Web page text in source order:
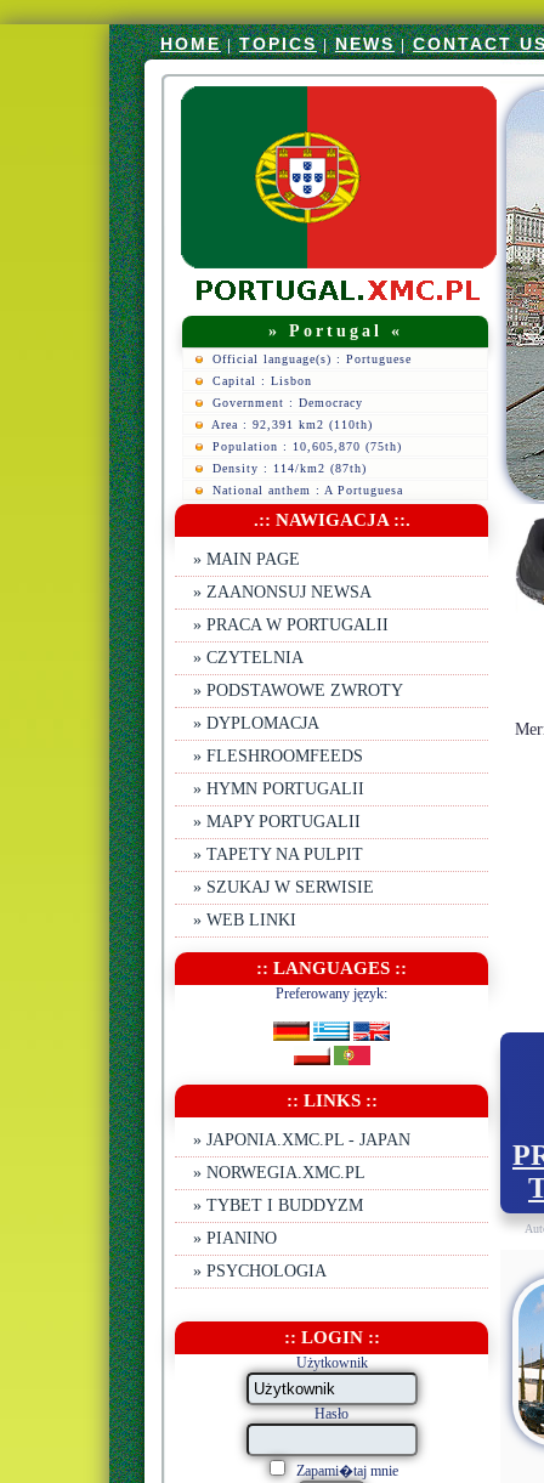
HOME|TOPICS|NEWS|CONTACT
» Portugal «
Official language(s) : Portuguese
Capital : Lisbon
Government : Democracy
Area : 92,391 km2 (110th)
Population : 10,605,870 (75th)
Density : 114/km2 (87th)
National anthem : A Portuguesa
.:: NAWIGACJA ::.
» MAIN PAGE
» ZAANONSUJ NEWSA
» PRACA W PORTUGALII
» CZYTELNIA
» PODSTAWOWE ZWROTY
» DYPLOMACJA
» FLESHROOMFEEDS
» HYMN PORTUGALII
» MAPY PORTUGALII
» TAPETY NA PULPIT
» SZUKAJ W SERWISIE
» WEB LINKI
:: LANGUAGES ::
Preferowany język:
:: LINKS ::
» JAPONIA.XMC.PL - JAPAN
» NORWEGIA.XMC.PL
» TYBET I BUDDYZM
» PIANINO
» PSYCHOLOGIA
:: LOGIN ::
Użytkownik
Hasło
Zapami�taj mnie